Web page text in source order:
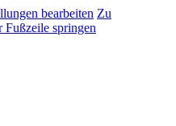
bearbeiten Zu
Fußzeile springen